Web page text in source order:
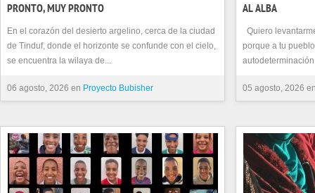
PRONTO, MUY PRONTO
En el corazón del desierto argelino, cerca de la ciudad
de Tinduf, donde el horizonte se confunde con el cielo,
se encuentra la wilaya de...
06 agosto, 2026 en Proyecto Bubisher
AL ALBA
Quiero
porque a tu
05 agosto, 2026